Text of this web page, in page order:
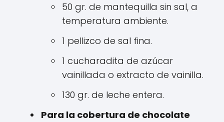
50 gr. de mantequilla sin sal, a
temperatura ambiente.
1 pellizco de sal fina.
1 cucharadita de azúcar
vainillada o extracto de vainilla.
130 gr. de leche entera.
Para la cobertura de chocolate